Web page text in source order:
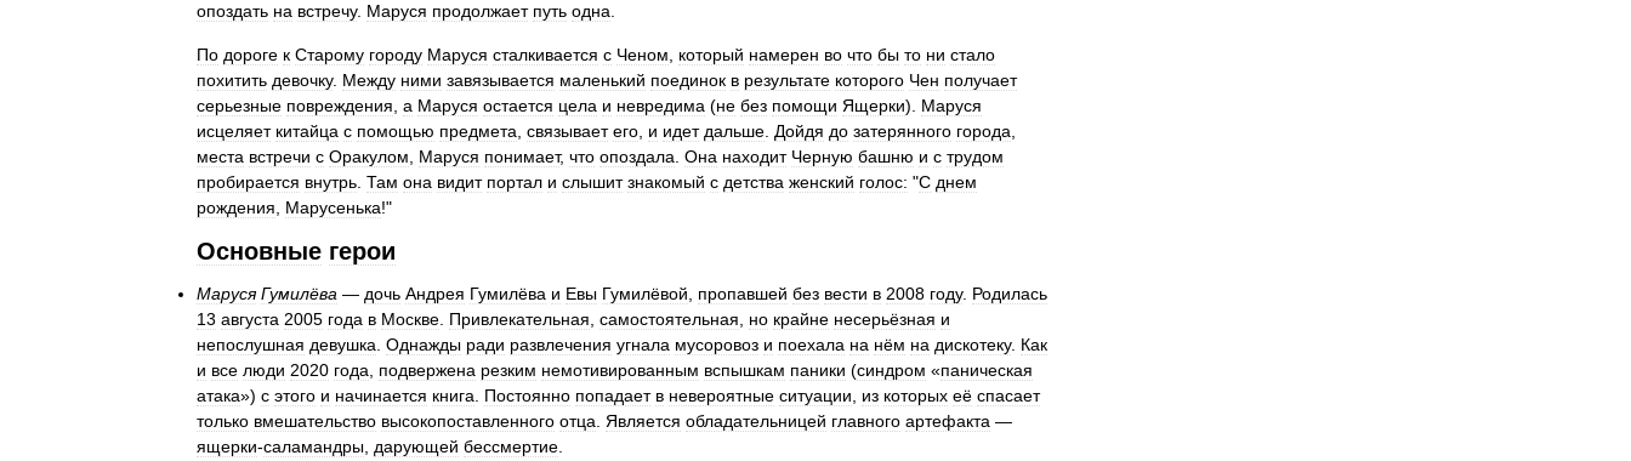
опоздать на встречу. Маруся продолжает путь одна
По дороге к Старому городу Маруся сталкивается с Ченом который намерен во что бы то ни стало
похитить девочку. Между ними завязывается маленький поединок в результате которого Чен получает
серьезные повреждения а Маруся остается цела и невредима (не без помощи Ящерки). Маруся
исцеляет китайца с помощью предмета связывает его и идет дальше Дойдя до затерянного города
места встречи с Оракулом Маруся понимает, что опоздала Она находит Черную башню и с трудом
пробирается внутрь Там она видит портал и слышит знакомый с детства женский голос: "С днем
рождения
Марусенька!"
Основные герои
Маруся Гумилёва — дочь Андрея Гумилёва и Евы Гумилёвой пропавшей без вести в 2008 году. Родилась
13 августа 2005 года в Москве Привлекательная самостоятельная но крайне несерьёзная и
непослушная девушка Однажды ради развлечения угнала мусоровоз и поехала на нём на дискотеку. Как
и все люди 2020 года подвержена резким немотивированным вспышкам паники (синдром «паническая
атака») с этого и начинается книга Постоянно попадает в невероятные ситуации из которых её спасает
только вмешательство высокопоставленного отца Является обладательницей главного артефакта —
ящерки-саламандры дарующей бессмертие